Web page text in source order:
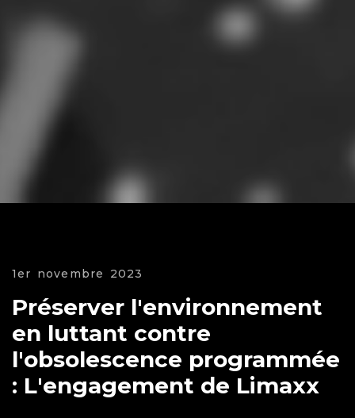
1er novembre 2023
Préserver l'environnement
en luttant contre
l'obsolescence programmée
: L'engagement de Limaxx